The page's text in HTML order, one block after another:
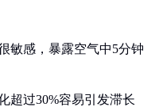
敏感，暴露空气中5分钟
超过30%容易引发滞长